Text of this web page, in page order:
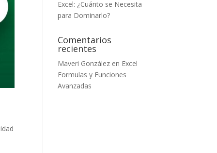
Excel: ¿Cuánto se Necesita
para Dominarlo?
Comentarios
recientes
Maveri González en Excel
Formulas y Funciones
Avanzadas